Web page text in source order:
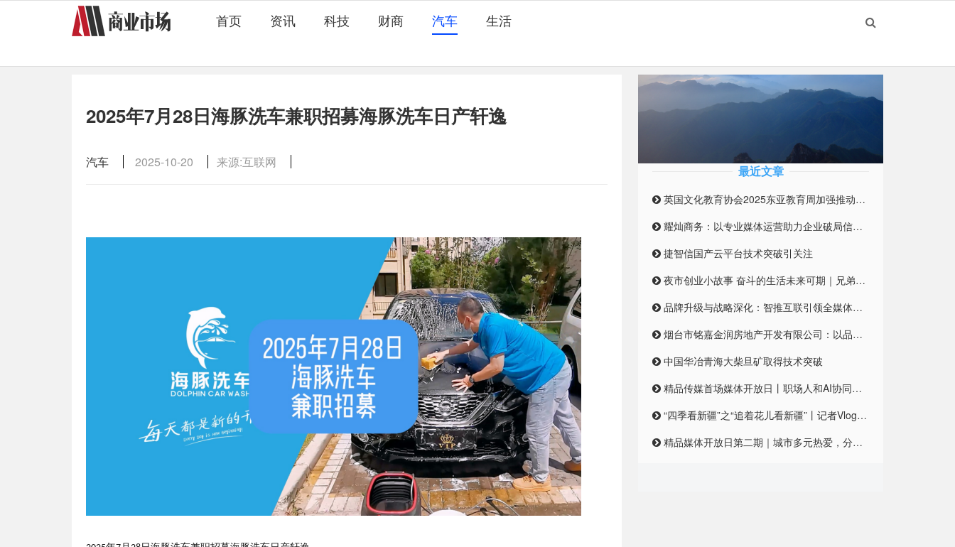
首页 资讯 科技 财商 汽车 生活
2025年7月28日海豚洗车兼职招募海豚洗车日产轩逸
汽车 2025-10-20 来源:互联网
最近文章
英国文化教育协会2025东亚教育周加强推动英国与东亚高等教育合作伙伴关系
耀灿商务：以专业媒体运营助力企业破局信息迷雾
捷智信国产云平台技术突破引关注
夜市创业小故事 奋斗的生活未来可期｜兄弟合伙摆摊 开启创业之路
品牌升级与战略深化：智推互联引领全媒体整合营销新纪元
烟台市铭嘉金润房地产开发有限公司：以品质筑梦，引领未来居住新风尚
中国华冶青海大柴旦矿取得技术突破
精品传媒首场媒体开放日丨职场人和AI协同合作，是一种怎样的体验？
“四季看新疆”之“追着花儿看新疆”丨记者Vlog:记者在和田直播带货艾德莱斯,首秀怎么样?
精品媒体开放日第二期｜城市多元热爱，分享对城市的独特情感